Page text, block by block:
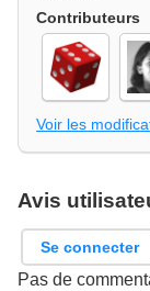
Contributeurs
Voir les
Avis
Se connecter
Pas de